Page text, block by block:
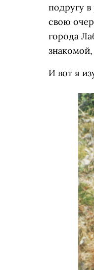
подругу
свою
города
И вот я